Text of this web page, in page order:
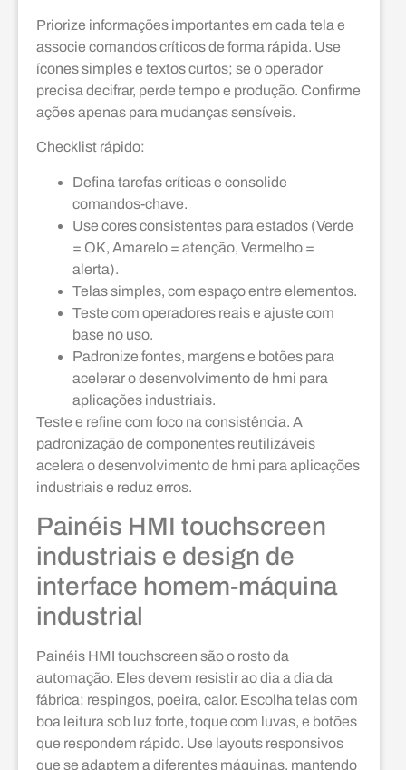
Priorize informações importantes em cada tela e
associe comandos críticos de forma rápida. Use
ícones simples e textos curtos; se o operador
precisa decifrar, perde tempo e produção. Confirme
ações apenas para mudanças sensíveis.
Checklist rápido:
Defina tarefas críticas e consolide
comandos-chave.
Use cores consistentes para estados (Verde
= OK, Amarelo = atenção, Vermelho =
alerta).
Telas simples, com espaço entre elementos.
Teste com operadores reais e ajuste com
base no uso.
Padronize fontes, margens e botões para
acelerar o desenvolvimento de hmi para
aplicações industriais.
Teste e refine com foco na consistência. A
padronização de componentes reutilizáveis
acelera o desenvolvimento de hmi para aplicações
industriais e reduz erros.
Painéis HMI touchscreen
industriais e design de
interface homem-máquina
industrial
Painéis HMI touchscreen são o rosto da
automação. Eles devem resistir ao dia a dia da
fábrica: respingos, poeira, calor. Escolha telas com
boa leitura sob luz forte, toque com luvas, e botões
que respondem rápido. Use layouts responsivos
que se adaptem a diferentes máquinas, mantendo